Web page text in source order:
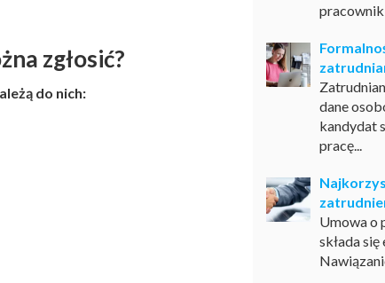
zgłosić?
do nich:
pracownik
dane
kandydat
pracę...
Umowa o
składa